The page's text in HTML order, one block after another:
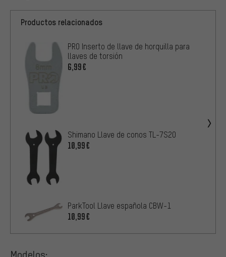
Productos relacionados
PRO Inserto de llave de horquilla para
llaves de torsión
6,99€
Shimano Llave de conos TL-7S20
10,99€
ParkTool Llave española CBW-1
10,99€